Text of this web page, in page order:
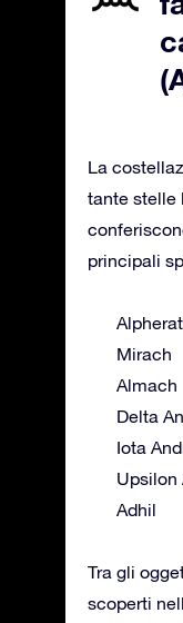
La
tante stelle
principali
Mirach
Almach
Delta
Iota
Upsilon
Adhil
Tra gli
scoperti